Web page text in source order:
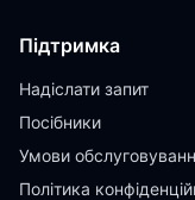
Підтримка
Надіслати запит
Посібники
Умови
Політика